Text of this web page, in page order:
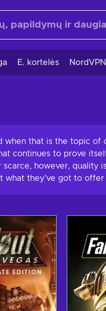
E. kortelės NordVPN
when that is the topic
continues to prove
however,
what they’ve got to offer